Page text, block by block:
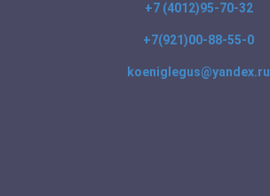
+7 (4012)95-70-32
+7(921)00-88-55-0
koeniglegus@yandex.ru